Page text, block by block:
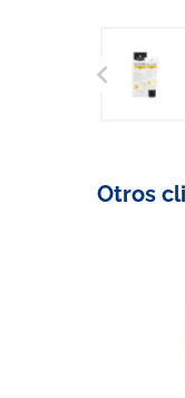

Otros